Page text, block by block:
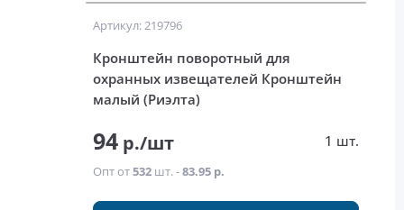
Артикул: 219796
Кронштейн поворотный для
охранных извещателей Кронштейн
малый (Риэлта)
94 р./шт 1 шт.
Опт от532 шт. -83.95 р.